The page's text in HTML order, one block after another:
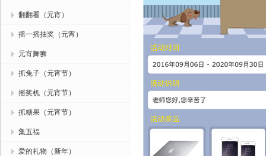
翻翻看（元宵）
摇一摇抽奖（元宵）
元宵舞狮
抓兔子（元宵节）
摇奖机（元宵节）
抓糖果（元宵节）
集五福
爱的礼物（新年）